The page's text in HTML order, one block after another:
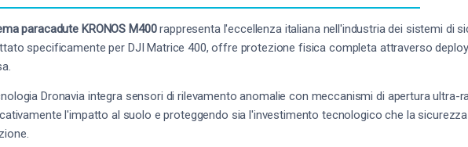
paracadute KRONOS M400rappresenta l'eccellenza italiana nell'industria dei sistemi di
specificamente per DJI Matrice 400, offre protezione fisica completa attraverso
Dronavia integra sensori di rilevamento anomalie con meccanismi di apertura ultra-
l'impatto al suolo e proteggendo sia l'investimento tecnologico che la sicurezza